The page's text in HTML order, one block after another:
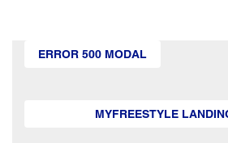
ERROR 500 MODAL
MYFREESTYLE